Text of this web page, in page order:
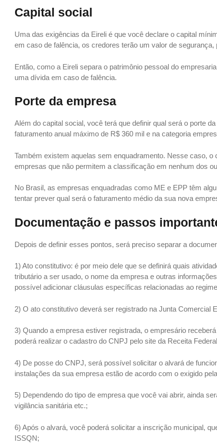
Capital social
Uma das exigências da Eireli é que você declare o capital
em caso de falência, os credores terão um valor de
Então, como a Eireli separa o patrimônio pessoal do
uma dívida em caso de falência.
Porte da empresa
Além do capital social, você terá que definir qual será o porte
faturamento anual máximo de R$ 360 mil e na categoria
Também existem aquelas sem enquadramento. Nesse caso,
empresas que não permitem a classificação em nenhum dos
No Brasil, as empresas enquadradas como ME e EPP têm
tentar prever qual será o faturamento médio da sua nova
Documentação e passos
Depois de definir esses pontos, será preciso separar a
1) Ato constitutivo: é por meio dele que se definirá quais
tributário a ser usado, o nome da empresa e outras
possível adicionar cláusulas específicas relacionadas ao
2) O ato constitutivo deverá ser registrado na Junta Comercial
3) Quando a empresa estiver registrada, o empresário
poderá realizar o cadastro do CNPJ pelo site da Receita
4) De posse do CNPJ, será possível solicitar o alvará de
instalações da sua empresa estão de acordo com o exigido
5) Dependendo do tipo de empresa que você vai abrir, ainda
vigilância sanitária etc.;
6) Após o alvará, você poderá solicitar a inscrição municipal,
ISSQN;